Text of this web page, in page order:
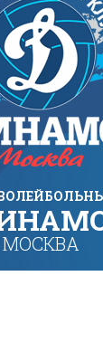
МОСКВА